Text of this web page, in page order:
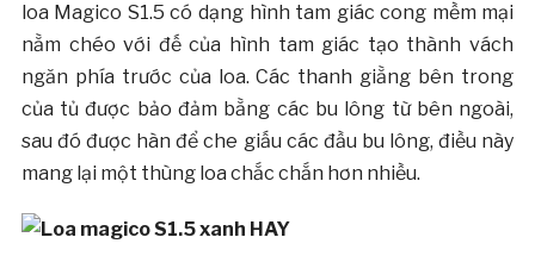
loa Magico S1.5 có dạng hình tam giác cong mềm mại
nằm chéo với đế của hình tam giác tạo thành vách
ngăn phía trước của loa. Các thanh giằng bên trong
của tủ được bảo đảm bằng các bu lông từ bên ngoài,
sau đó được hàn để che giấu các đầu bu lông, điều này
mang lại một thùng loa chắc chắn hơn nhiều.